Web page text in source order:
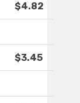
$4.82
$3.45